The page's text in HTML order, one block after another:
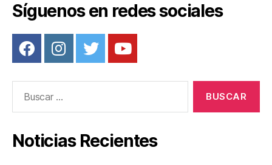
Síguenos en redes sociales
Noticias Recientes